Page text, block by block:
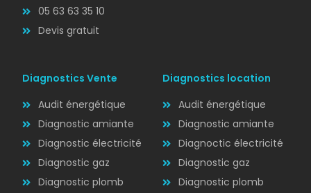
Diagnostic
ÉLECTRICITÉ
05 63 63 35 10
Devis gratuit
Diagnostics Vente
Audit énergétique
Diagnostic amiante
Diagnostic électricité
Diagnostic gaz
Diagnostic plomb
Diagnostics location
Audit énergétique
Diagnostic amiante
Diagnoctic électricité
Diagnostic gaz
Diagnostic plomb